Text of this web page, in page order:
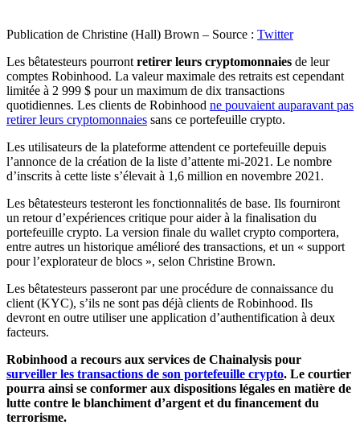
Publication de Christine (Hall) Brown – Source : Twitter
Les bêtatesteurs pourront retirer leurs cryptomonnaies de leur
comptes Robinhood. La valeur maximale des retraits est cependant
limitée à 2 999 $ pour un maximum de dix transactions
quotidiennes. Les clients de Robinhood ne pouvaient auparavant pas
retirer leurs cryptomonnaies sans ce portefeuille crypto.
Les utilisateurs de la plateforme attendent ce portefeuille depuis
l’annonce de la création de la liste d’attente mi-2021. Le nombre
d’inscrits à cette liste s’élevait à 1,6 million en novembre 2021.
Les bêtatesteurs testeront les fonctionnalités de base. Ils fourniront
un retour d’expériences critique pour aider à la finalisation du
portefeuille crypto. La version finale du wallet crypto comportera,
entre autres un historique amélioré des transactions, et un « support
pour l’explorateur de blocs », selon Christine Brown.
Les bêtatesteurs passeront par une procédure de connaissance du
client (KYC), s’ils ne sont pas déjà clients de Robinhood. Ils
devront en outre utiliser une application d’authentification à deux
facteurs.
Robinhood a recours aux services de Chainalysis pour
surveiller les transactions de son portefeuille crypto. Le courtier
pourra ainsi se conformer aux dispositions légales en matière de
lutte contre le blanchiment d’argent et du financement du
terrorisme.